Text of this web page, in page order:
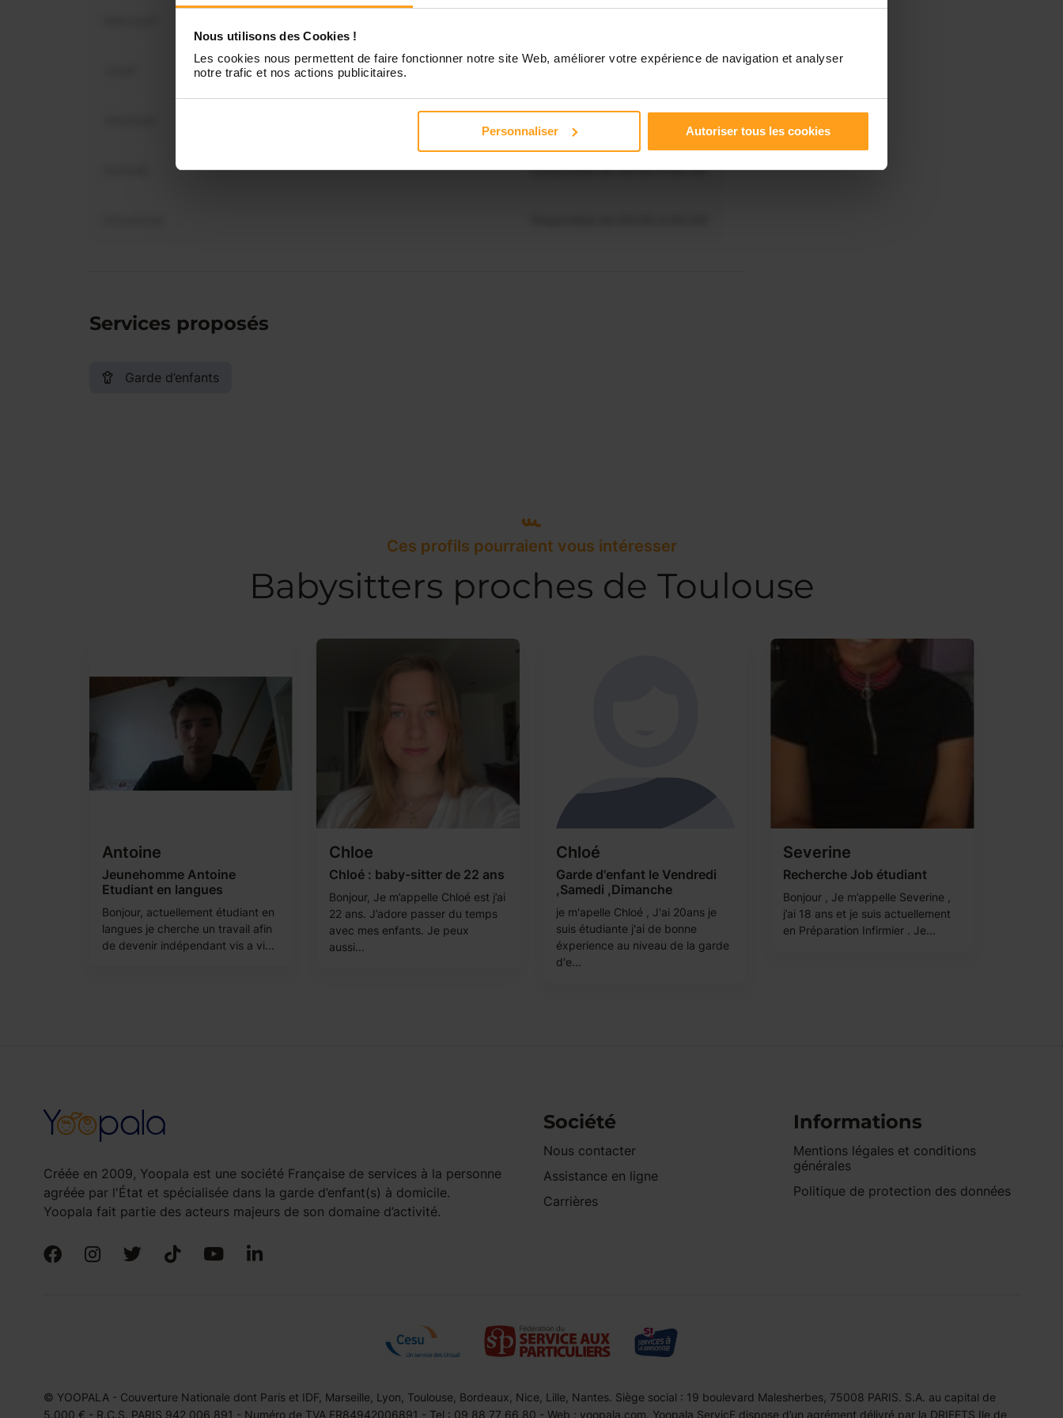
Nous utilisons des Cookies !
Les cookies nous permettent de faire fonctionner notre site Web, améliorer votre expérience de navigation et analyser
notre trafic et nos actions publicitaires.
Personnaliser Autoriser tous les cookies
Disponible de 00:00 à 00:00
Vous souhaitez connaître les
Contactez-nous
Services proposés
Garde d’enfants
Ces profils pourraient vous intéresser
Babysitters proches de Toulouse
Antoine
Jeunehomme Antoine
Etudiant en langues
Bonjour, actuellement étudiant en
langues je cherche un travail afin
de devenir indépendant vis a vi...
Chloe
Chloé : baby-sitter de 22 ans
Bonjour, Je m’appelle Chloé est j’ai
22 ans. J’adore passer du temps
avec mes enfants. Je peux
aussi...
Chloé
Garde d'enfant le Vendredi
,Samedi ,Dimanche
je m'apelle Chloé , J'ai 20ans je
suis étudiante j'ai de bonne
éxperience au niveau de la garde
d'e...
Severine
Recherche Job étudiant
Bonjour , Je m’appelle Severine ,
j’ai 18 ans et je suis actuellement
en Préparation Infirmier . Je...
Créée en 2009, Yoopala est une société Française de services à la personne
agréée par l'État et spécialisée dans la garde d’enfant(s) à domicile.
Yoopala fait partie des acteurs majeurs de son domaine d’activité.
Société
Nous contacter
Assistance en ligne
Carrières
Informations
Mentions légales et conditions
générales
Politique de protection des données
© YOOPALA - Couverture Nationale dont Paris et IDF, Marseille, Lyon, Toulouse, Bordeaux, Nice, Lille, Nantes. Siège social : 19 boulevard Malesherbes, 75008 PARIS. S.A. au capital de
5.000 € - R.C.S. PARIS 942 006 891 - Numéro de TVA FR84942006891 - Tel : 09 88 77 66 80 - Web : yoopala.com. Yoopala ServicE dispose d’un agrément délivré par la DRIEETS Ile de